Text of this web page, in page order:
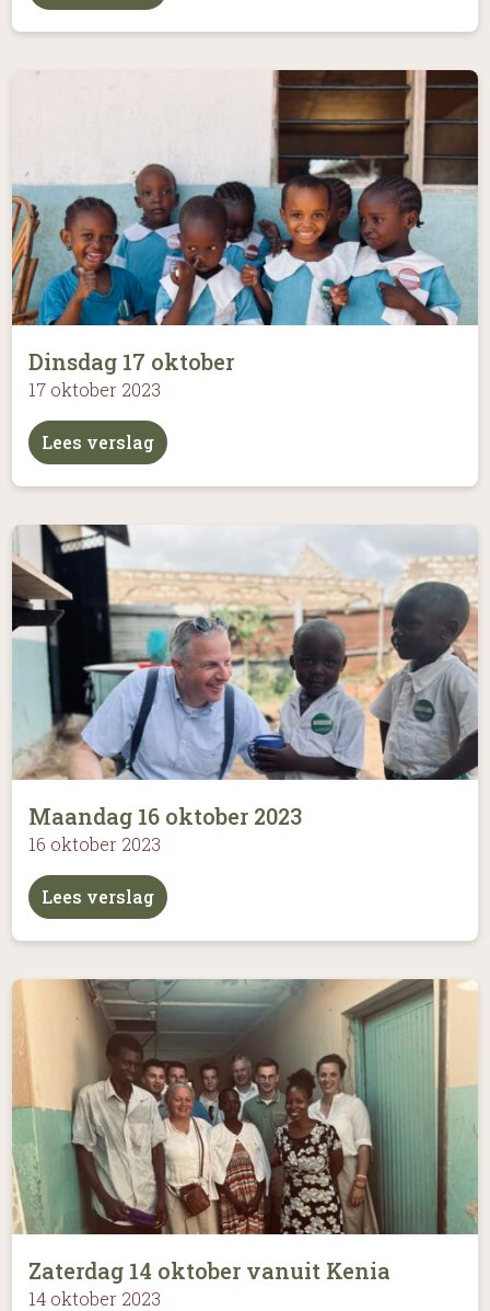
Dinsdag 17 oktober
17 oktober 2023
Lees verslag
Maandag 16 oktober 2023
16 oktober 2023
Lees verslag
Zaterdag 14 oktober vanuit Kenia
14 oktober 2023